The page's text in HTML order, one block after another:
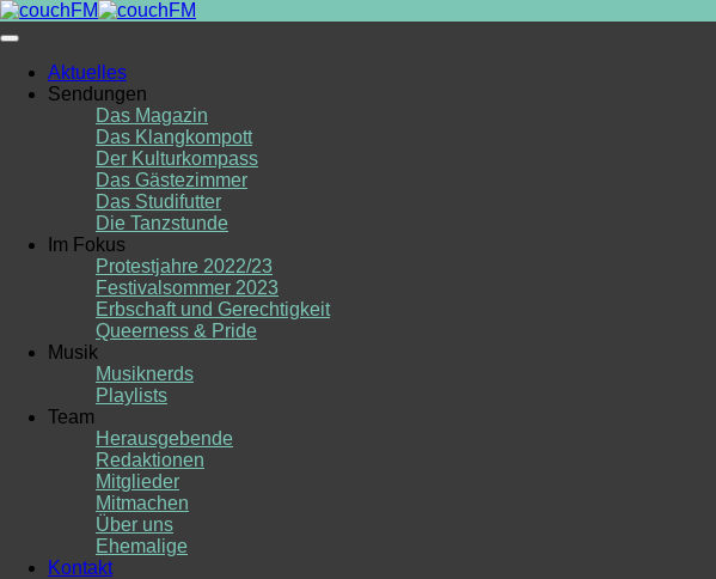
Skip
to
Aktuelles
Sendungen
Das Magazin
Das Klangkompott
Der Kulturkompass
Das Gästezimmer
Das Studifutter
Die Tanzstunde
Im Fokus
Protestjahre 2022/23
Festivalsommer 2023
Erbschaft und Gerechtigkeit
Queerness & Pride
Musik
Musiknerds
Playlists
Team
Herausgebende
Redaktionen
Mitglieder
Mitmachen
Über uns
Ehemalige
Kontakt